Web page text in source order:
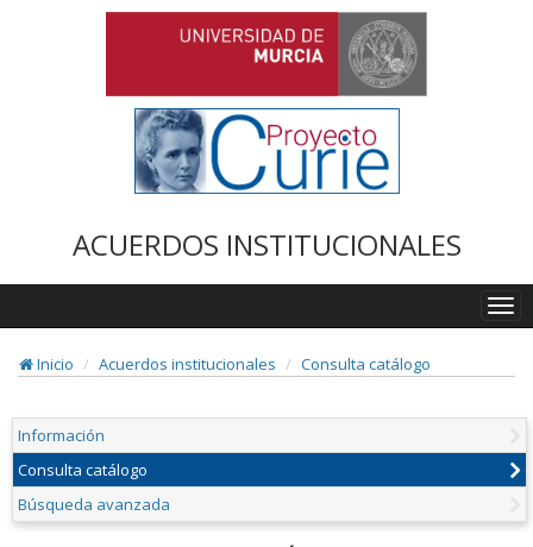
ACUERDOS INSTITUCIONALES
Inicio
Acuerdos institucionales Consulta catálogo
Información
Consulta catálogo
Búsqueda avanzada